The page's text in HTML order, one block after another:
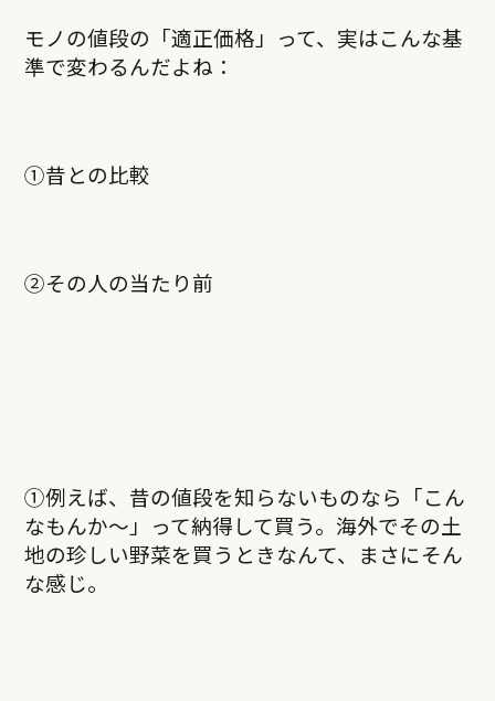
モノの値段の「適正価格」って、実はこんな基
準で変わるんだよね：
①昔との比較
②その人の当たり前
①例えば、昔の値段を知らないものなら「こん
なもんか〜」って納得して買う。海外でその土
地の珍しい野菜を買うときなんて、まさにそん
な感じ。